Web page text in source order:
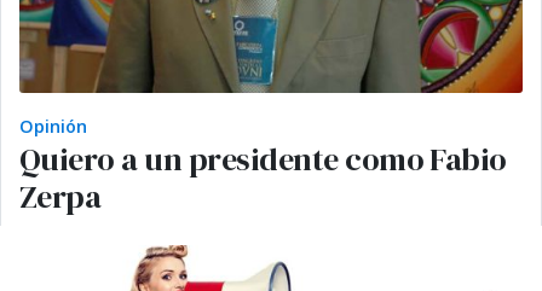
Opinión
Quiero a un presidente como Fabio
Zerpa